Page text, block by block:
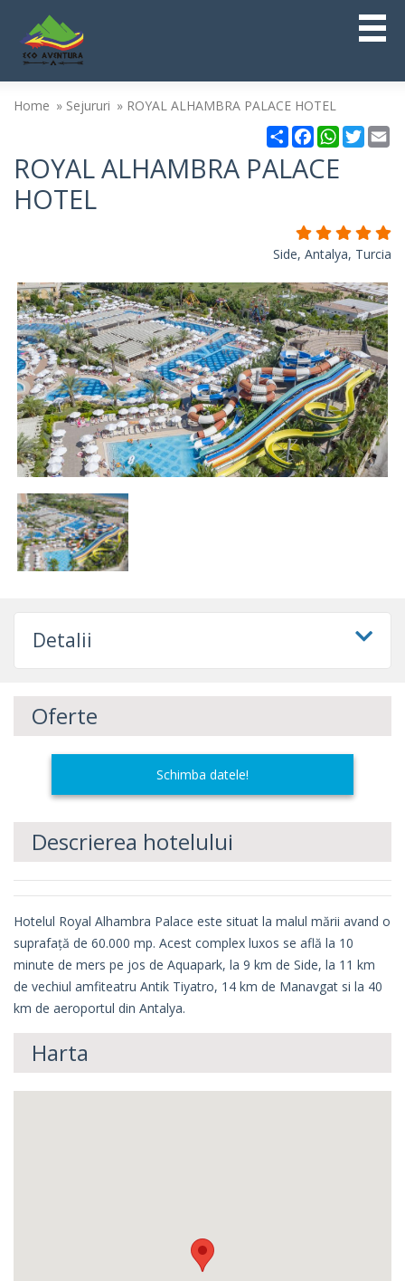
Home Sejururi ROYAL ALHAMBRA PALACE HOTEL
Partajare
Facebook
ROYAL ALHAMBRA PALACE
HOTEL
Side, Antalya, Turcia
Detalii
Oferte
Schimba datele!
Descrierea hotelului
Hotelul Royal Alhambra Palace este situat la malul mării avand o
suprafață de 60.000 mp. Acest complex luxos se află la 10
minute de mers pe jos de Aquapark, la 9 km de Side, la 11 km
de vechiul amfiteatru Antik Tiyatro, 14 km de Manavgat si la 40
km de aeroportul din Antalya.
Harta